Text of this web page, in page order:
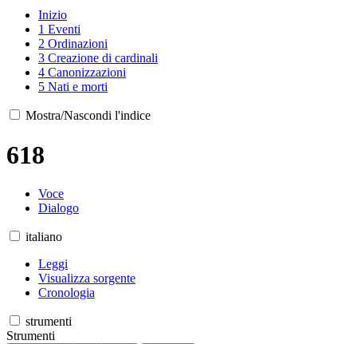
Inizio
1 Eventi
2 Ordinazioni
3 Creazione di cardinali
4 Canonizzazioni
5 Nati e morti
Mostra/Nascondi l'indice
618
Voce
Dialogo
italiano
Leggi
Visualizza sorgente
Cronologia
strumenti
Strumenti